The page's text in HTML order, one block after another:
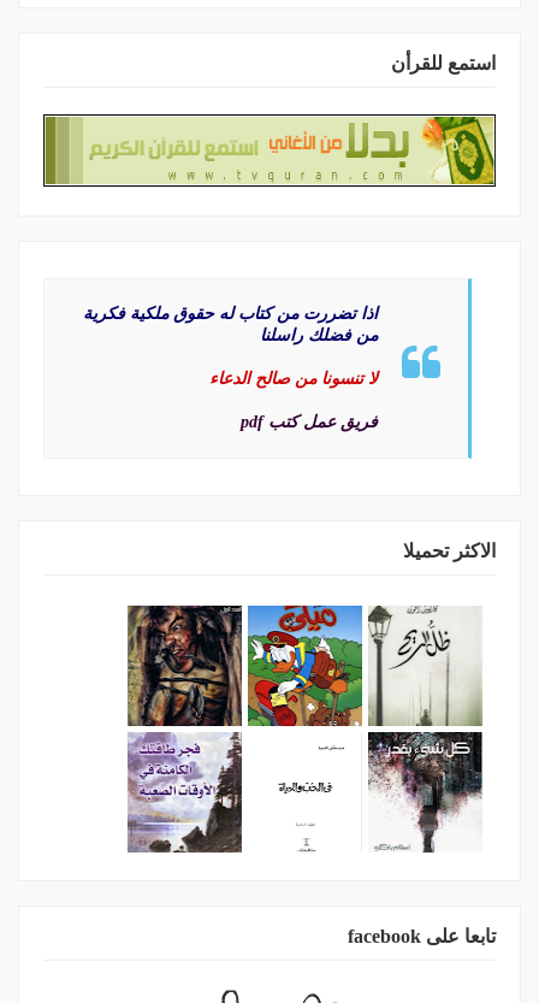
استمع للقرأن
اذا تضررت من كتاب له حقوق ملكية فكرية
من فضلك راسلنا
لا تنسونا من صالح الدعاء
فريق عمل كتب pdf
الاكثر تحميلا
تابعا على facebook